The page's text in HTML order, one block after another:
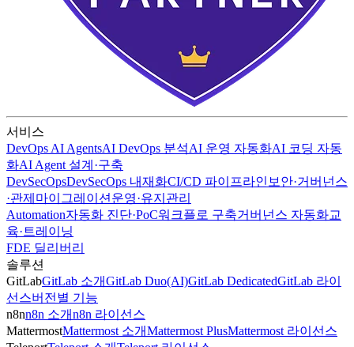
서비스
DevOps AI AgentsAI DevOps 분석AI 운영 자동화AI 코딩 자동
화AI Agent 설계·구축
DevSecOpsDevSecOps 내재화CI/CD 파이프라인 보안·거버넌스
·관제 마이그레이션 운영·유지관리
Automation자동화 진단·PoC워크플로 구축거버넌스 자동화교
육·트레이닝
FDE 딜리버리
솔루션
GitLabGitLab 소개GitLab Duo(AI)GitLab DedicatedGitLab 라이
선스버전별 기능
n8nn8n 소개n8n 라이선스
MattermostMattermost 소개Mattermost PlusMattermost 라이선스